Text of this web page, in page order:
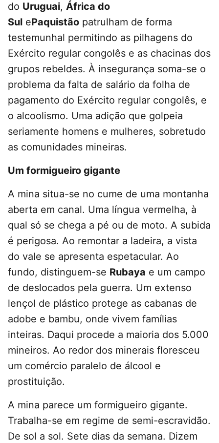
do Uruguai, África do
Sul ePaquistão patrulham de forma
testemunhal permitindo as pilhagens do
Exército regular congolês e as chacinas dos
grupos rebeldes. À insegurança soma-se o
problema da falta de salário da folha de
pagamento do Exército regular congolês, e
o alcoolismo. Uma adição que golpeia
seriamente homens e mulheres, sobretudo
as comunidades mineiras.
Um formigueiro gigante
A mina situa-se no cume de uma montanha
aberta em canal. Uma língua vermelha, à
qual só se chega a pé ou de moto. A subida
é perigosa. Ao remontar a ladeira, a vista
do vale se apresenta espetacular. Ao
fundo, distinguem-se Rubaya e um campo
de deslocados pela guerra. Um extenso
lençol de plástico protege as cabanas de
adobe e bambu, onde vivem famílias
inteiras. Daqui procede a maioria dos 5.000
mineiros. Ao redor dos minerais floresceu
um comércio paralelo de álcool e
prostituição.
A mina parece um formigueiro gigante.
Trabalha-se em regime de semi-escravidão.
De sol a sol. Sete dias da semana. Dizem